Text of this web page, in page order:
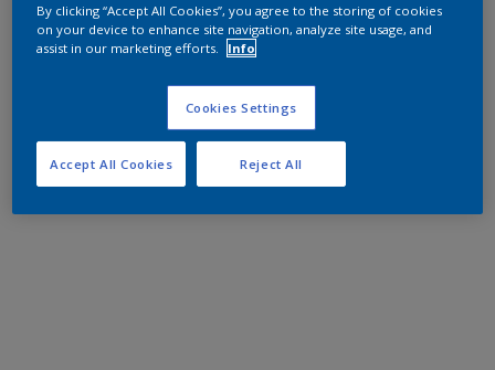
By clicking “Accept All Cookies”, you agree to the storing of cookies
on your device to enhance site navigation, analyze site usage, and
assist in our marketing efforts.
Info
Cookies Settings
Reject All
Accept All Cookies